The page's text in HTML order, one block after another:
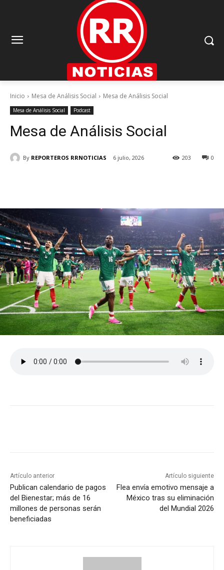
Inicio Mesa de Análisis Social Mesa de Análisis Social
Mesa de Análisis Social Podcast
Mesa de Análisis Social
By REPORTEROS RRNOTICIAS 6 julio, 2026 0
203
Artículo anterior
Publican calendario de pagos
del Bienestar; más de 16
millones de personas serán
beneficiadas
Artículo siguiente
Flea envía emotivo mensaje a
México tras su eliminación
del Mundial 2026